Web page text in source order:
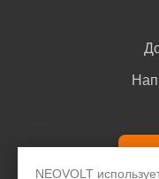
NEOVOLT
Название модели
нижней части